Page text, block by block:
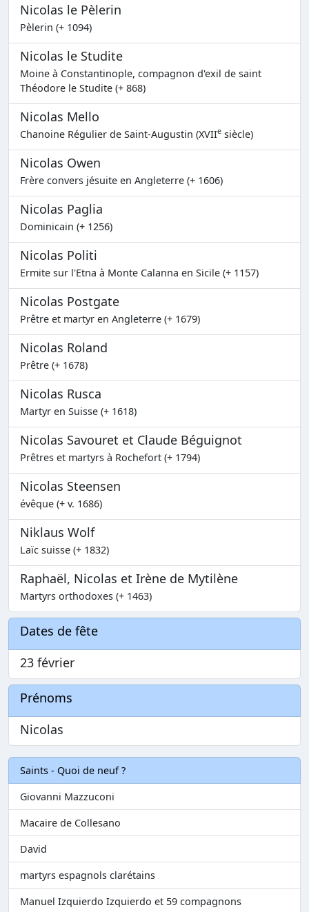
Nicolas le Pèlerin
Pèlerin (+ 1094)
Nicolas le Studite
Moine à Constantinople, compagnon d'exil de saint
Théodore le Studite (+ 868)
Nicolas Mello
Chanoine Régulier de Saint-Augustin (XVIIe siècle)
Nicolas Owen
Frère convers jésuite en Angleterre (+ 1606)
Nicolas Paglia
Dominicain (+ 1256)
Nicolas Politi
Ermite sur l'Etna à Monte Calanna en Sicile (+ 1157)
Nicolas Postgate
Prêtre et martyr en Angleterre (+ 1679)
Nicolas Roland
Prêtre (+ 1678)
Nicolas Rusca
Martyr en Suisse (+ 1618)
Nicolas Savouret et Claude Béguignot
Prêtres et martyrs à Rochefort (+ 1794)
Nicolas Steensen
évêque (+ v. 1686)
Niklaus Wolf
Laïc suisse (+ 1832)
Raphaël, Nicolas et Irène de Mytilène
Martyrs orthodoxes (+ 1463)
Dates de fête
23 février
Prénoms
Nicolas
Saints - Quoi de neuf ?
Giovanni Mazzuconi
Macaire de Collesano
David
martyrs espagnols clarétains
Manuel Izquierdo Izquierdo et 59 compagnons